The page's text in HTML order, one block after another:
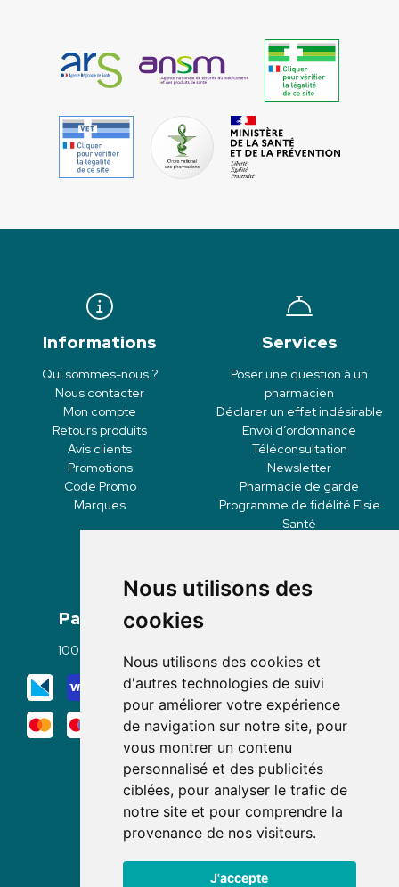
Nous utilisons des
cookies
Nous utilisons des cookies et
d'autres technologies de suivi
pour améliorer votre expérience
de navigation sur notre site, pour
vous montrer un contenu
personnalisé et des publicités
ciblées, pour analyser le trafic de
notre site et pour comprendre la
provenance de nos visiteurs.
J'accepte
Informations
Qui sommes-nous ?
Nous contacter
Mon compte
Retours produits
Avis clients
Promotions
Code Promo
Marques
Services
Poser une question à un
pharmacien
Déclarer un effet indésirable
Envoi d’ordonnance
Téléconsultation
Newsletter
Pharmacie de garde
Programme de fidélité Elsie
Santé
Paiement
100% sécurisé
Mode de livraison
Nous suivre